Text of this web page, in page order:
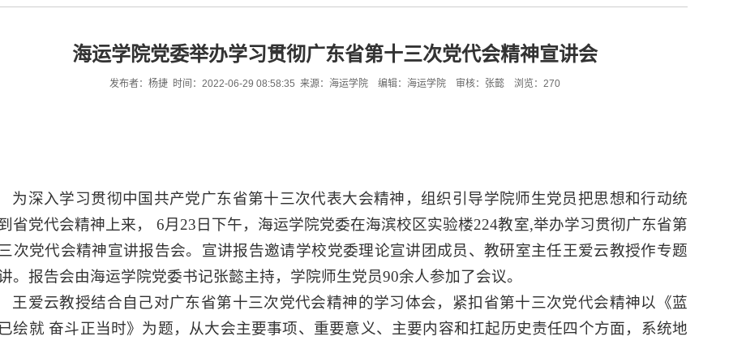
海运学院党委举办学习贯彻广东省第十三次党代会精神宣讲会
发布者：杨捷 时间：2022-06-29 08:58:35 来源：海运学院 编辑：海运学院 审核：张懿 浏览： 270
为深入学习贯彻中国共产党广东省第十三次代表大会精神，组织引导学院师生党员把思想和行动统
省党代会精神上来，
6月 23 日下午，海运学院党委在海滨校区实验楼224教室,举办学习贯彻广东省第
次党代会精神宣讲报告会。宣讲报告邀请学校党委理论宣讲团成员、教研室主任王爱云教授作专题
。报告会由海运学院党委书记张懿主持，学院师生党员90余人参加了会议。
王爱云教授结合自己对广东省第十三次党代会精神的学习体会，
紧扣省第十三次党代会精神以《蓝
绘就 奋斗正当时》为题，从大会主要事项、重要意义、主要内容和扛起历史责任四个方面，系统地